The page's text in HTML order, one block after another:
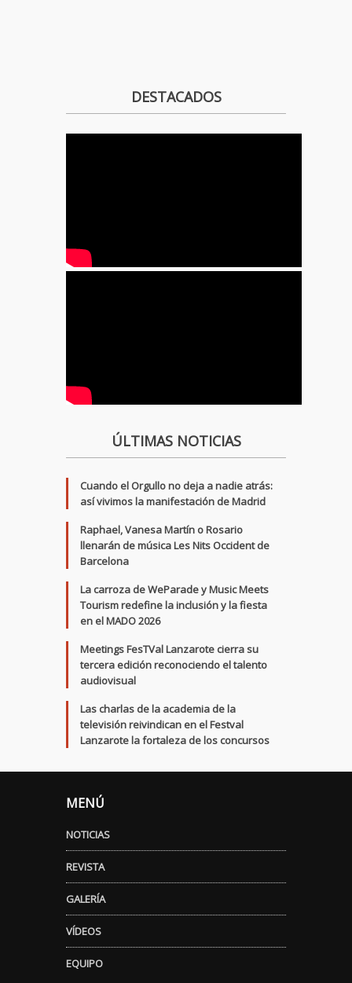
DESTACADOS
ÚLTIMAS NOTICIAS
Cuando el Orgullo no deja a nadie atrás:
así vivimos la manifestación de Madrid
Raphael, Vanesa Martín o Rosario
llenarán de música Les Nits Occident de
Barcelona
La carroza de WeParade y Music Meets
Tourism redefine la inclusión y la fiesta
en el MADO 2026
Meetings FesTVal Lanzarote cierra su
tercera edición reconociendo el talento
audiovisual
Las charlas de la academia de la
televisión reivindican en el Festval
Lanzarote la fortaleza de los concursos
MENÚ
NOTICIAS
REVISTA
GALERÍA
VÍDEOS
EQUIPO